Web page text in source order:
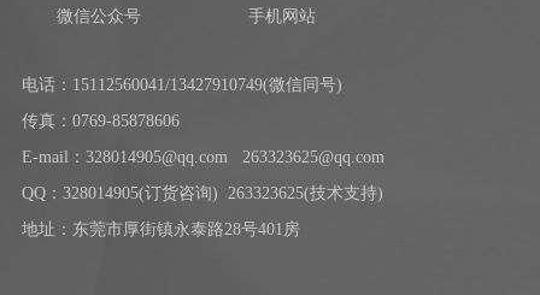
微信公众号 手机网站
电话： 15112560041/13427910749(微信同号)
传真：0769-85878606
E-mail：328014905@qq.com 263323625@qq.com
QQ：328014905(订货咨询) 263323625(技术支持)
地址：东莞市厚街镇永泰路28号401房